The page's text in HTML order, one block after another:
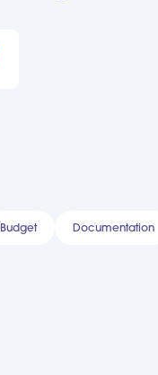
Budget Documentation